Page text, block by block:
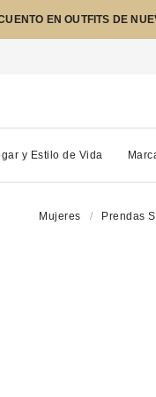
EN OUTFITS DE
y Estilo de Vida
Mujeres Prendas